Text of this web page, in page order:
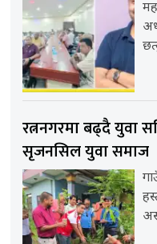
रत्ननगरमा बढ्दै युवा
सृजनसिल युवा समाज